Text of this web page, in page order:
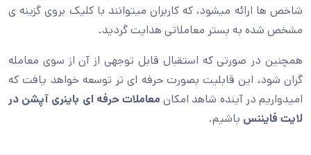
شاخص ها ارائه میشود، که کاربران میتوانند با کلیک بروی گزینه ی
مشخص شده به بستر معاملاتی هدایت گردید.
همچنین در صورتی که استقبال قابل توجهی از آن از سوی معامله
گران شود، این قابلیت بصورت حرفه ای تر توسعه خواهد یافت که
امیدواریم در آینده شاهد امکان معاملات حرفه ای باینری آپشن در
لایت فایننس باشیم.